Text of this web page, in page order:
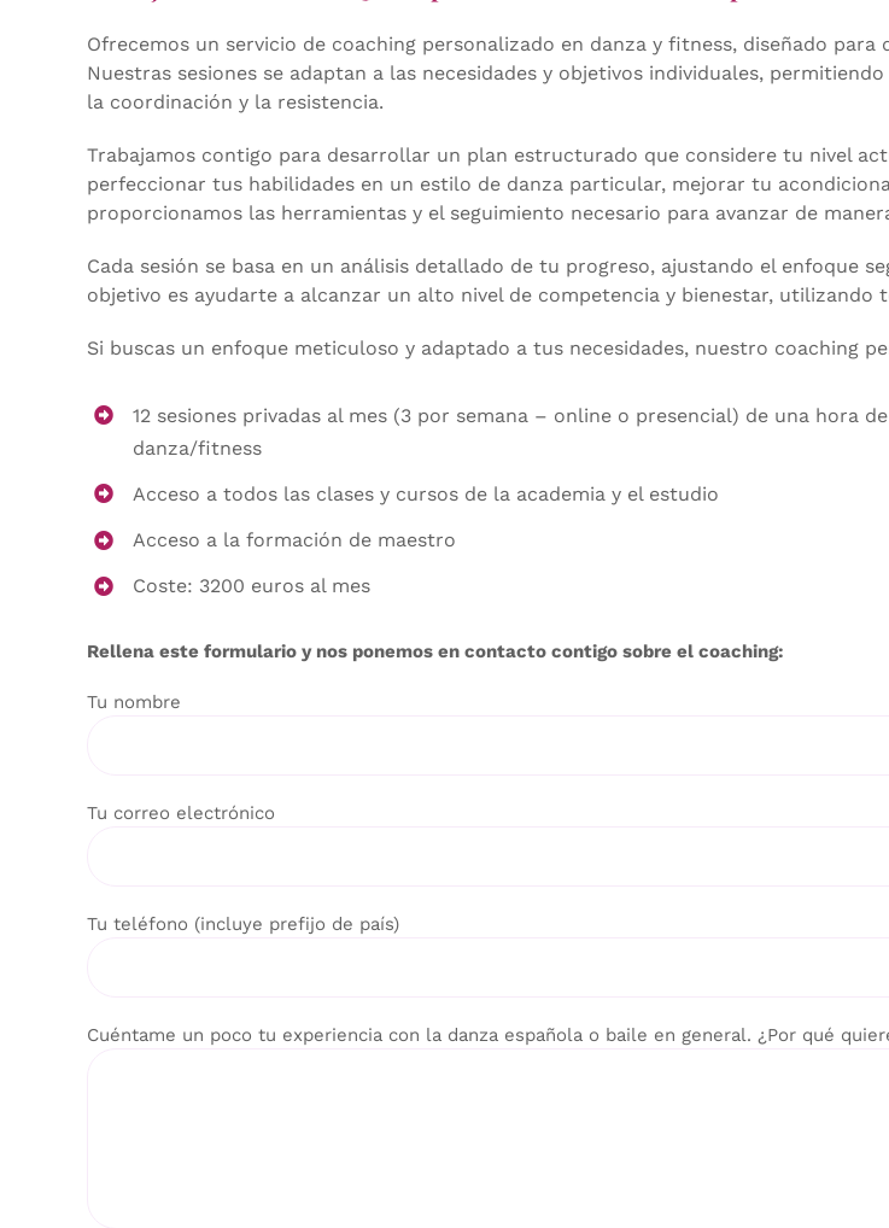
Ofrecemos un servicio de coaching personalizado en danza y fitness, diseñado
Nuestras sesiones se adaptan a las necesidades y objetivos individuales,
la coordinación y la resistencia.
Trabajamos contigo para desarrollar un plan estructurado que considere tu nivel
perfeccionar tus habilidades en un estilo de danza particular, mejorar tu
proporcionamos las herramientas y el seguimiento necesario para avanzar de
Cada sesión se basa en un análisis detallado de tu progreso, ajustando el enfoque
objetivo es ayudarte a alcanzar un alto nivel de competencia y bienestar,
Si buscas un enfoque meticuloso y adaptado a tus necesidades, nuestro coaching
12 sesiones privadas al mes (3 por semana – online o presencial) de una hora
danza/fitness
Acceso a todos las clases y cursos de la academia y el estudio
Acceso a la formación de maestro
Coste: 3200 euros al mes
Rellena este formulario y nos ponemos en contacto contigo sobre el coaching:
Tu nombre
Tu correo electrónico
Tu teléfono (incluye prefijo de país)
Cuéntame un poco tu experiencia con la danza española o baile en general. ¿Por qué